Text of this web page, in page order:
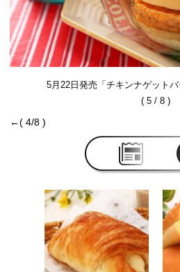
5月22日発売「チキンナゲット
( 5 / 8 )
←( 4/8 )